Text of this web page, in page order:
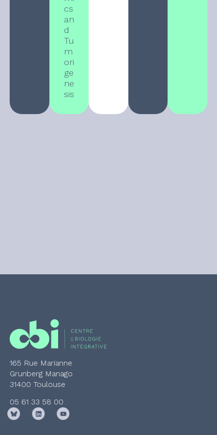
cs
an
d
Tu
m
ori
ge
ne
sis
165 Rue Marianne
Grunberg Manago
31400 Toulouse
05 61 33 58 00